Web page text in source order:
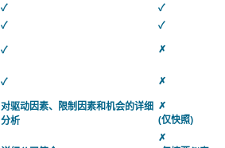
✓
✓
✓
✓
✓
✗
✓ ✗
对驱动因素、限制因素和机会的详细
分析
✗
(仅快照)
✗